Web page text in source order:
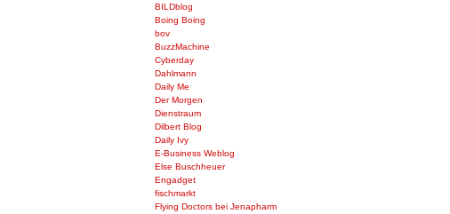
BILDblog
Boing Boing
bov
BuzzMachine
Cyberday
Dahlmann
Daily Me
Der Morgen
Dienstraum
Dilbert Blog
Daily Ivy
E-Business Weblog
Else Buschheuer
Engadget
fischmarkt
Flying Doctors bei Jenapharm